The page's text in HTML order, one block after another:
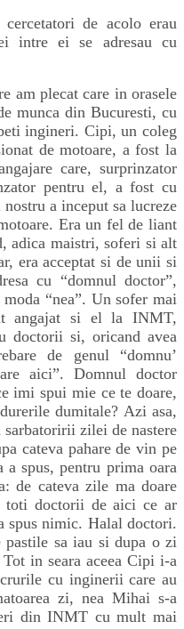
de acolo erau
intre ei se adresau cu
am plecat care in orasele
munca din Bucuresti, cu
ingineri. Cipi, un coleg
de motoare, a fost la
care, surprinzator
pentru el, a fost cu
a inceput sa lucreze
Era un fel de liant
adica maistri, soferi si alt
era acceptat si de unii si
cu “domnul doctor”,
“nea”. Un sofer mai
angajat si el la INMT,
doctorii si, oricand avea
de genul “domnu’
aici”. Domnul doctor
imi spui mie ce te doare,
dumitale? Azi asa,
sarbatoririi zilei de nastere
cateva pahare de vin pe
a spus, pentru prima oara
de cateva zile ma doare
toti doctorii de aici ce ar
spus nimic. Halal doctori.
pastile sa iau si dupa o zi
in seara aceea Cipi i-a
cu inginerii care au
zi, nea Mihai s-a
din INMT cu mult mai